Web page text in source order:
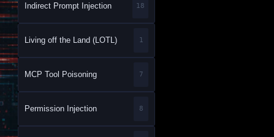
Indirect Prompt Injection 18
Living off the Land (LOTL) 1
MCP Tool Poisoning 7
Permission Injection 8